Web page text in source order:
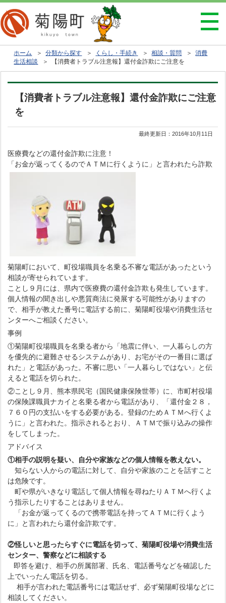
ホーム ＞分類から探す ＞ くらし・手続き ＞相談・質問 ＞消費
生活相談
＞ 【消費者トラブル注意報】還付金詐欺にご注意を
【消費者トラブル注意報】還付金詐欺にご注意
を
最終更新日：2016年10月11日
医療費などの還付金詐欺に注意！
「お金が返ってくるのでＡＴＭに行くように」と言われたら詐欺
菊陽町において、町役場職員を名乗る不審な電話があったという
相談が寄せられています。
ことし９月には、県内で医療費の還付金詐欺も発生しています。
個人情報の聞き出しや悪質商法に発展する可能性がありますの
で、相手が教えた番号に電話する前に、菊陽町役場や消費生活セ
ンターへご相談ください。
事例
①菊陽町役場職員を名乗る者から「地震に伴い、一人暮らしの方
を優先的に避難させるシステムがあり、お宅がその一番目に選ば
れた」と電話があった。不審に思い「一人暮らしではない」と伝
えると電話を切られた。
②ことし９月、熊本県民宅（国民健康保険世帯）に、市町村役場
の保険課職員ナカイと名乗る者から電話があり、「還付金２８，
７６０円の支払いをする必要がある。登録のためＡＴＭへ行くよ
うに」と言われた。指示されるとおり、ＡＴＭで振り込みの操作
をしてしまった。
アドバイス
①相手の説明を疑い、自分や家族などの個人情報を教えない。
知らない人からの電話に対して、自分や家族のことを話すこと
は危険です。
町や県がいきなり電話して個人情報を尋ねたりＡＴＭへ行くよ
う指示したりすることはありません。
「お金が返ってくるので携帯電話を持ってＡＴＭに行くよう
に」と言われたら還付金詐欺です。
②怪しいと思ったらすぐに電話を切って、菊陽町役場や消費生活
センター、警察などに相談する
即答を避け、相手の所属部署、氏名、電話番号などを確認した
上でいったん電話を切る。
相手が言われた電話番号には電話せず、必ず菊陽町役場などに
相談してください。